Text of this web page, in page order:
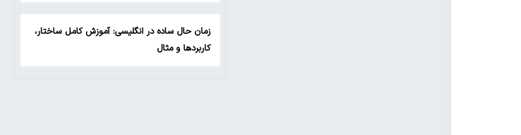
زمان حال ساده در انگلیسی: آموزش کامل ساختار،
کاربردها و مثال